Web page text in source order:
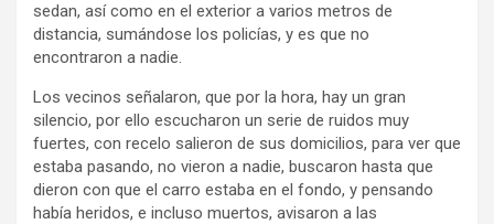
sedan, así como en el exterior a varios metros de
distancia, sumándose los policías, y es que no
encontraron a nadie.
Los vecinos señalaron, que por la hora, hay un gran
silencio, por ello escucharon un serie de ruidos muy
fuertes, con recelo salieron de sus domicilios, para ver que
estaba pasando, no vieron a nadie, buscaron hasta que
dieron con que el carro estaba en el fondo, y pensando
había heridos, e incluso muertos, avisaron a las